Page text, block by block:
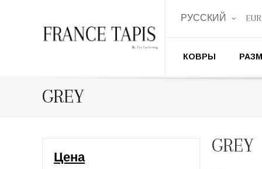
РУССКИЙ EUR
КОВРЫ
GREY
Цена
GREY